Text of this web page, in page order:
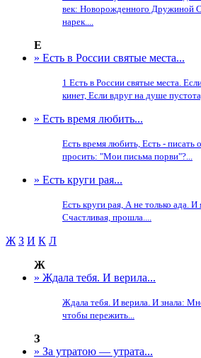
век: Новорожденного Дружиной
нарек....
Е
» Есть в России святые места...
1 Есть в России святые места.
кинет, Если вдруг на душе
» Есть время любить...
Есть время любить, Есть - писать
просить: "Мои письма порви"?...
» Есть круги рая...
Есть круги рая, А не только ада. И
Счастливая, прошла....
Ж З И К Л
Ж
» Ждала тебя. И верила...
Ждала тебя. И верила. И знала:
чтобы пережить...
З
» За утратою — утрата...